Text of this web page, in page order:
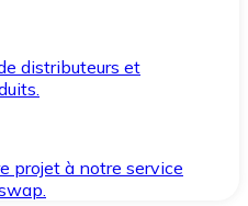
distributeurs et
projet à notre service